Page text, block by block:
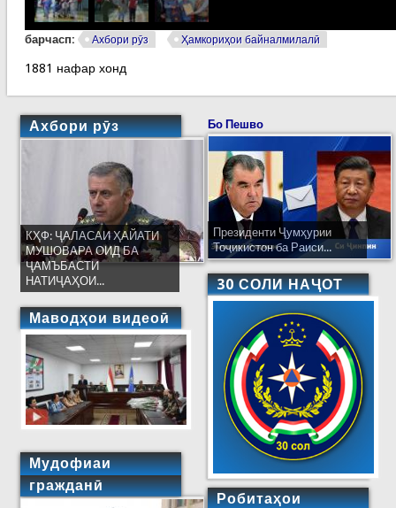
барчасп: Ахбори рӯз Ҳамкориҳои байналмилалӣ
1881 нафар хонд
Ахбори рӯз
КҲФ: ҶАЛАСАИ ҲАЙАТИ
МУШОВАРА ОИД БА
ҶАМЪБАСТИ
НАТИҶАҲОИ...
Маводҳои видеоӣ
Мудофиаи
гражданӣ
Бо Пешво
Президенти Ҷумҳурии
Тоҷикистон ба Раиси...
30 СОЛИ НАҶОТ
Робитаҳои